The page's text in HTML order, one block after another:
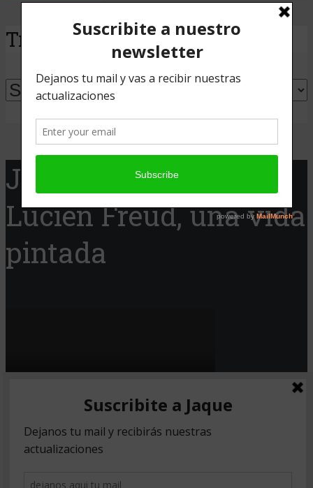
Traducir
Jaque Cine presenta:
Lucien Freud, una vida
pintada
Copyright © 2026. Created by